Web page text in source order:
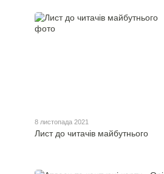
8 листопада 2021
Лист до читачів майбутнього